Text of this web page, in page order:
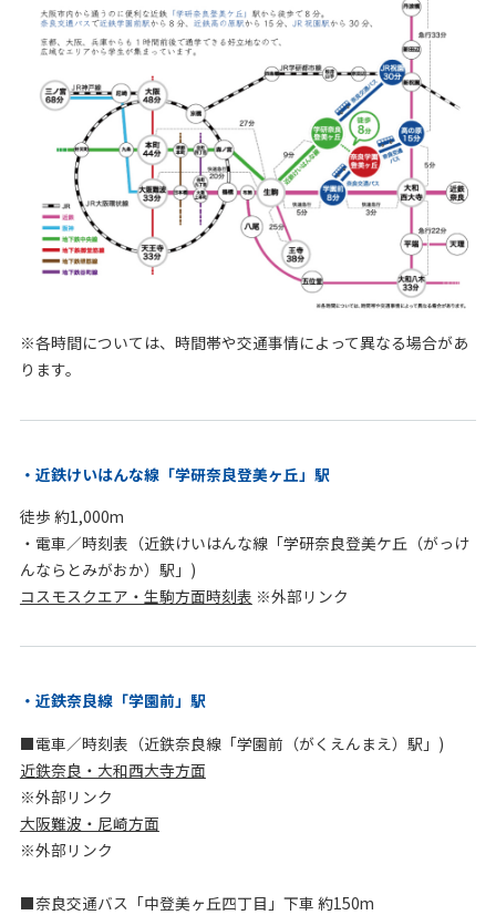
※各時間については、時間帯や交通事情によって異なる場合があ
ります。
近鉄けいはんな線「学研奈良登美ヶ丘」駅
徒歩 約1,000m
・電車／時刻表（近鉄けいはんな線「学研奈良登美ケ丘（がっけ
んならとみがおか）駅」)
コスモスクエア・生駒方面時刻表 ※外部リンク
近鉄奈良線「学園前」駅
■電車／時刻表（近鉄奈良線「学園前（がくえんまえ）駅」)
近鉄奈良・大和西大寺方面
※外部リンク
大阪難波・尼崎方面
※外部リンク
■奈良交通バス「中登美ヶ丘四丁目」下車 約150m